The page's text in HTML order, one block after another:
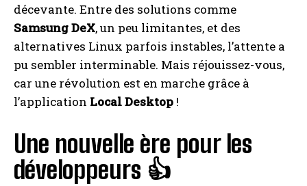
décevante. Entre des solutions comme
Samsung DeX, un peu limitantes, et des
alternatives Linux parfois instables, l’attente a
pu sembler interminable. Mais réjouissez-vous,
car une révolution est en marche grâce à
l’application Local Desktop !
Une nouvelle ère pour les
développeurs 👍